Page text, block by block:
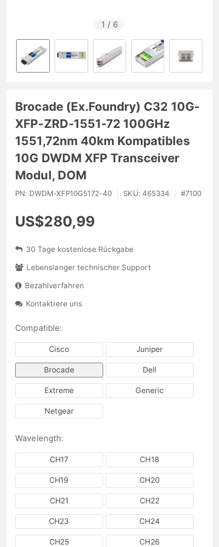
1 / 6
Brocade (Ex.Foundry) C32 10G-
XFP-ZRD-1551-72 100GHz
1551,72nm 40km Kompatibles
10G DWDM XFP Transceiver
Modul, DOM
PN: DWDM-XFP10G5172-40 SKU: 465334 #7100
US$280,99
30 Tage kostenlose Rückgabe
Lebenslanger technischer Support
Bezahlverfahren
Kontaktiere uns
Compatible:
Cisco Juniper
Brocade Dell
Extreme Generic
Netgear
Wavelength:
CH17 CH18
CH19 CH20
CH21 CH22
CH23 CH24
CH25 CH26